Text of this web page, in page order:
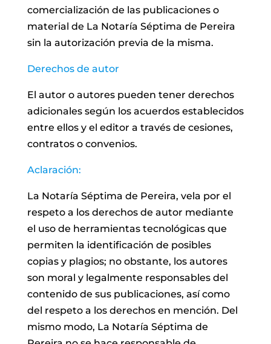
comercialización de las publicaciones o
material de La Notaría Séptima de Pereira
sin la autorización previa de la misma.
Derechos de autor
El autor o autores pueden tener derechos
adicionales según los acuerdos establecidos
entre ellos y el editor a través de cesiones,
contratos o convenios.
Aclaración:
La Notaría Séptima de Pereira, vela por el
respeto a los derechos de autor mediante
el uso de herramientas tecnológicas que
permiten la identificación de posibles
copias y plagios; no obstante, los autores
son moral y legalmente responsables del
contenido de sus publicaciones, así como
del respeto a los derechos en mención. Del
mismo modo, La Notaría Séptima de